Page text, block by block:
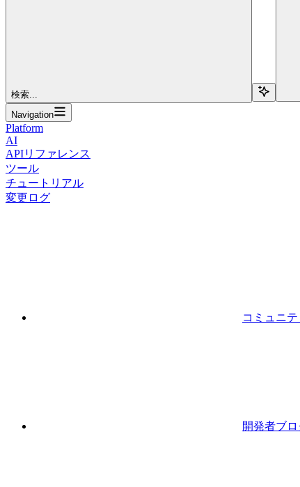
検索...
Navigation
Platform
AI
APIリファレンス
ツール
チュートリアル
変更ログ
コミュニテ
開発者ブ